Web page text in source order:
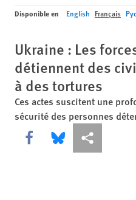
Disponible en English Français
Ukraine : Les
détiennent des
à des tortures
Ces actes suscitent une
sécurité des personnes
Share this via Facebook
Share this via
Share this